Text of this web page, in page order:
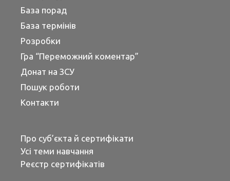
База порад
База термінів
Розробки
Гра “Переможний коментар”
Донат на ЗСУ
Пошук роботи
Контакти
Про суб’єкта й сертифікати
Усі теми навчання
Реєстр сертифікатів